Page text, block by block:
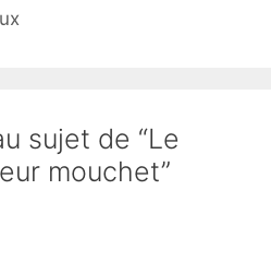
sujet de “Le
mouchet”